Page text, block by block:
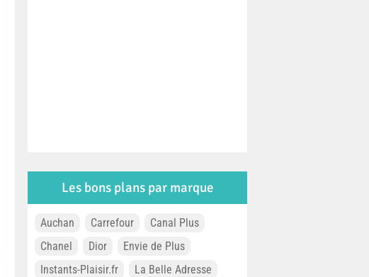
Les bons plans par marque
Auchan Carrefour
Canal Plus
Chanel
Dior
Envie de Plus
Instants-Plaisir.fr
La Belle Adresse